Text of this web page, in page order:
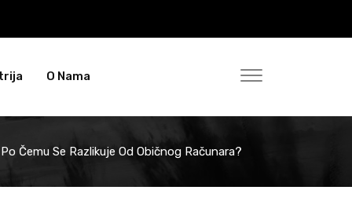
O Nama
Čemu Se Razlikuje Od Običnog Računara?